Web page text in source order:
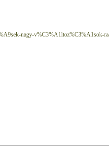
nagy-v%C3%A1ltoz%C3%A1sok-